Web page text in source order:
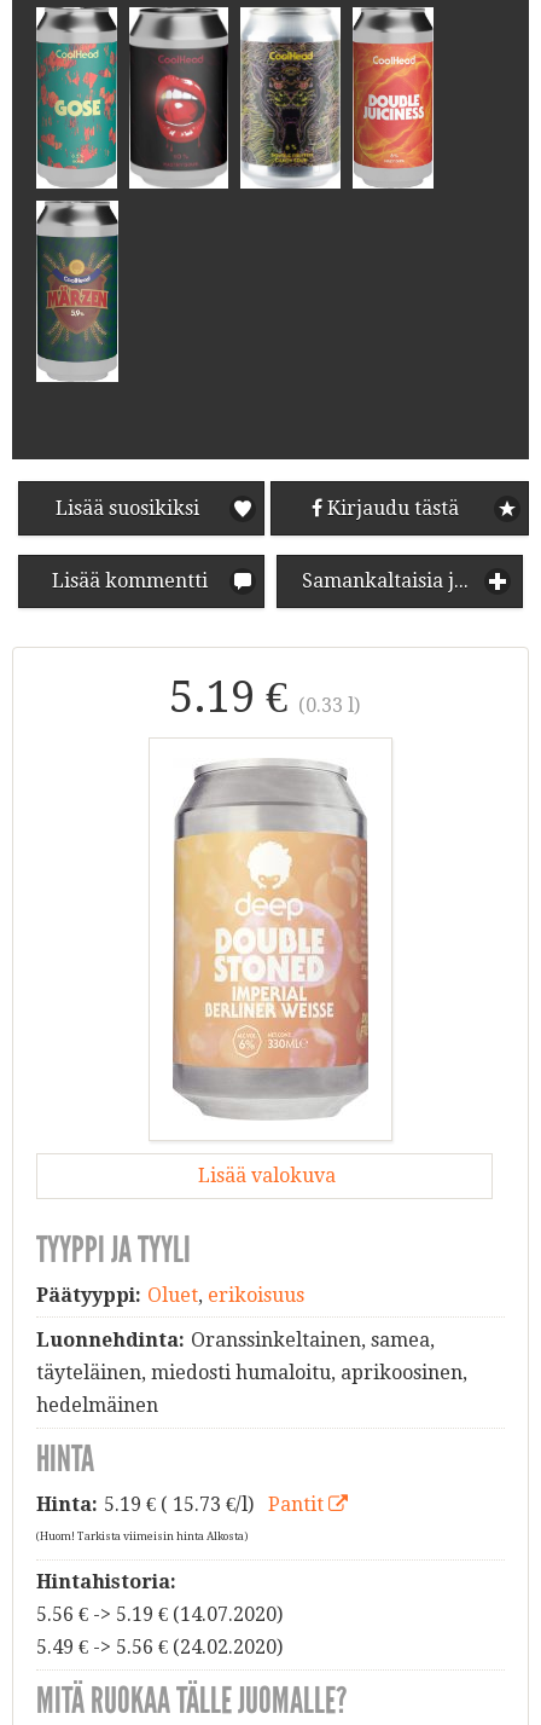
Lisää suosikiksi Kirjaudu tästä
Lisää kommentti Samankaltaisia juomia
5.19 € (0.33 l)
Lisää valokuva
TYYPPI JA TYYLI
Päätyyppi: Oluet, erikoisuus
Luonnehdinta: Oranssinkeltainen, samea,
täyteläinen, miedosti humaloitu, aprikoosinen,
hedelmäinen
HINTA
Hinta: 5.19 € ( 15.73 €/l) Pantit
(Huom! Tarkista viimeisin hinta Alkosta)
Hintahistoria:
5.56 € -> 5.19 € (14.07.2020)
5.49 € -> 5.56 € (24.02.2020)
MITÄ RUOKAA TÄLLE JUOMALLE?